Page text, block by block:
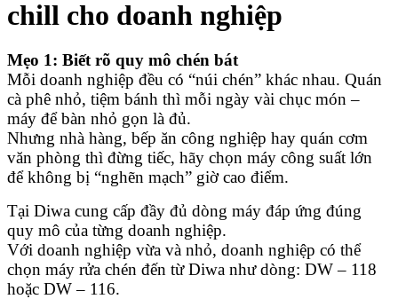
chill cho doanh nghiệp
Mẹo 1: Biết rõ quy mô chén bát
Mỗi doanh nghiệp đều có “núi chén” khác nhau. Quán
cà phê nhỏ, tiệm bánh thì mỗi ngày vài chục món –
máy để bàn nhỏ gọn là đủ.
Nhưng nhà hàng, bếp ăn công nghiệp hay quán cơm
văn phòng thì đừng tiếc, hãy chọn máy công suất lớn
để không bị “nghẽn mạch” giờ cao điểm.
Tại Diwa cung cấp đầy đủ dòng máy đáp ứng đúng
quy mô của từng doanh nghiệp.
Với doanh nghiệp vừa và nhỏ, doanh nghiệp có thể
chọn máy rửa chén đến từ Diwa như dòng: DW – 118
hoặc DW – 116.